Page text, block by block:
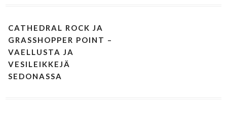
CATHEDRAL ROCK JA
GRASSHOPPER POINT –
VAELLUSTA JA
VESILEIKKEJÄ
SEDONASSA